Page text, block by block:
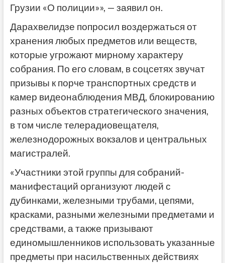
Грузии «О полиции»», — заявил он.
Дарахвелидзе попросил воздержаться от
хранения любых предметов или веществ,
которые угрожают мирному характеру
собрания. По его словам, в соцсетях звучат
призывы к порче транспортных средств и
камер видеонаблюдения МВД, блокированию
разных объектов стратегического значения,
в том числе телерадиовещателя,
железнодорожных вокзалов и центральных
магистралей.
«Участники этой группы для собраний-
манифестаций организуют людей с
дубинками, железными трубами, цепями,
красками, разными железными предметами и
средствами, а также призывают
единомышленников использовать указанные
предметы при насильственных действиях